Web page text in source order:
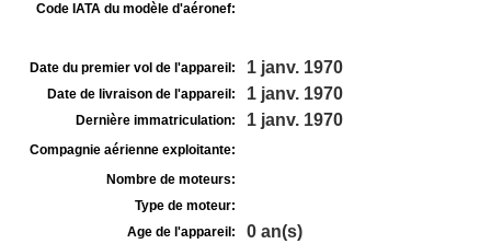
Code IATA du modèle d'aéronef:
Date du premier vol de l'appareil: 1 janv. 1970
Date de livraison de l'appareil: 1 janv. 1970
Dernière immatriculation: 1 janv. 1970
Compagnie aérienne exploitante:
Nombre de moteurs:
Type de moteur:
Age de l'appareil:
0 an(s)